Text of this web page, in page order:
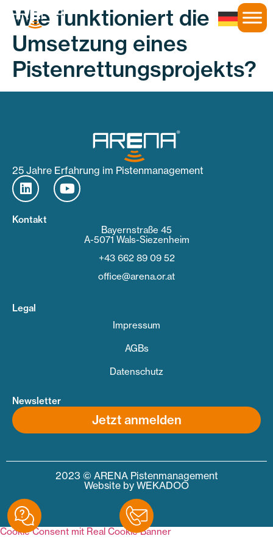
Wie funktioniert die
Umsetzung eines
Pistenrettungsprojekts?
25 Jahre Erfahrung im Pistenmanagement
Kontakt
Bayernstraße 45
A-5071 Wals-Siezenheim
+43 662 89 09 52
office@arena.or.at
Legal
Impressum
AGBs
Datenschutz
Newsletter
Jetzt anmelden
2023 © ARENA Pistenmanagement
Website by WEKADOO
Cookie Consent mit Real Cookie Banner